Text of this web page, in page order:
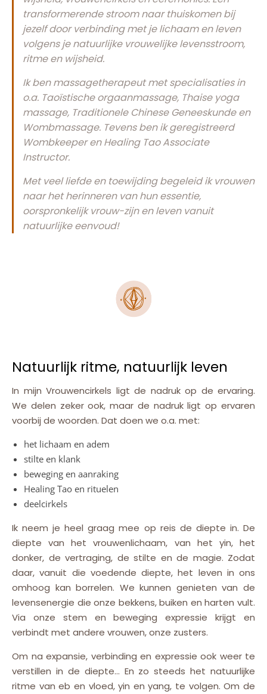
transformerende stroom naar thuiskomen bij
jezelf door verbinding met je lichaam en leven
volgens je natuurlijke vrouwelijke levensstroom,
ritme en wijsheid.
Ik ben massagetherapeut met specialisaties in
o.a. Taoïstische orgaanmassage, Thaise yoga
massage, Traditionele Chinese Geneeskunde en
Wombmassage. Tevens ben ik geregistreerd
Wombkeeper en Healing Tao Associate
Instructor.
Met veel liefde en toewijding begeleid ik vrouwen
naar het herinneren van hun essentie,
oorspronkelijk vrouw-zijn en leven vanuit
natuurlijke eenvoud!
Natuurlijk ritme, natuurlijk leven
In mijn Vrouwencirkels ligt de nadruk op de ervaring.
We delen zeker ook, maar de nadruk ligt op ervaren
voorbij de woorden. Dat doen we o.a. met:
het lichaam en adem
stilte en klank
beweging en aanraking
Healing Tao en rituelen
deelcirkels
Ik neem je heel graag mee op reis de diepte in. De
diepte van het vrouwenlichaam, van het yin, het
donker, de vertraging, de stilte en de magie. Zodat
daar, vanuit die voedende diepte, het leven in ons
omhoog kan borrelen. We kunnen genieten van de
levensenergie die onze bekkens, buiken en harten vult.
Via onze stem en beweging expressie krijgt en
verbindt met andere vrouwen, onze zusters.
Om na expansie, verbinding en expressie ook weer te
verstillen in de diepte… En zo steeds het natuurlijke
ritme van eb en vloed, yin en yang, te volgen. Om de